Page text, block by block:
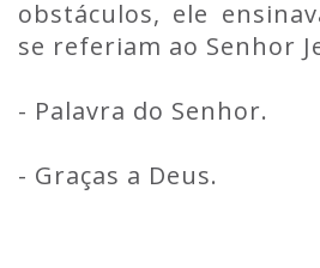
obstáculos, ele
se referiam ao Senhor
- Palavra do Senhor.
- Graças a Deus.